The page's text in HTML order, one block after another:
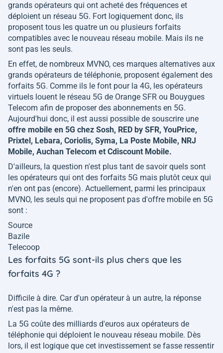
grands opérateurs qui ont acheté des fréquences et
déploient un réseau 5G. Fort logiquement donc, ils
proposent tous les quatre un ou plusieurs forfaits
compatibles avec le nouveau réseau mobile. Mais ils ne
sont pas les seuls.
En effet, de nombreux MVNO, ces marques alternatives aux
grands opérateurs de téléphonie, proposent également des
forfaits 5G. Comme ils le font pour la 4G, les opérateurs
virtuels louent le réseau 5G de Orange SFR ou Bouygues
Telecom afin de proposer des abonnements en 5G.
Aujourd'hui donc, il est aussi possible de souscrire une
offre mobile en 5G chez Sosh, RED by SFR, YouPrice,
Prixtel, Lebara, Coriolis, Syma, La Poste Mobile, NRJ
Mobile, Auchan Telecom et Cdiscount Mobile.
D'ailleurs, la question n'est plus tant de savoir quels sont
les opérateurs qui ont des forfaits 5G mais plutôt ceux qui
n'en ont pas (encore). Actuellement, parmi les principaux
MVNO, les seuls qui ne proposent pas d'offre mobile en 5G
sont :
Source
Bazile
Telecoop
Les forfaits 5G sont-ils plus chers que les
forfaits 4G ?
Difficile à dire. Car d'un opérateur à un autre, la réponse
n'est pas la même.
La 5G coûte des milliards d'euros aux opérateurs de
téléphonie qui déploient le nouveau réseau mobile. Dès
lors, il est logique que cet investissement se fasse ressentir